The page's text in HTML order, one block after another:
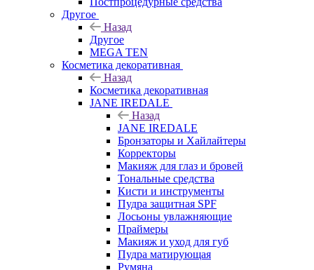
Другое
Назад
Другое
MEGA TEN
Косметика декоративная
Назад
Косметика декоративная
JANE IREDALE
Назад
JANE IREDALE
Бронзаторы и Хайлайтеры
Корректоры
Макияж для глаз и бровей
Тональные средства
Кисти и инструменты
Пудра защитная SPF
Лосьоны увлажняющие
Праймеры
Макияж и уход для губ
Пудра матирующая
Румяна